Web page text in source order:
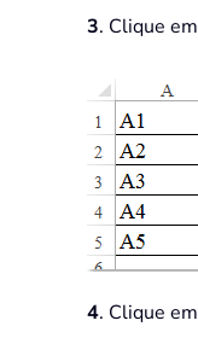
3. Clique em
4. Clique em